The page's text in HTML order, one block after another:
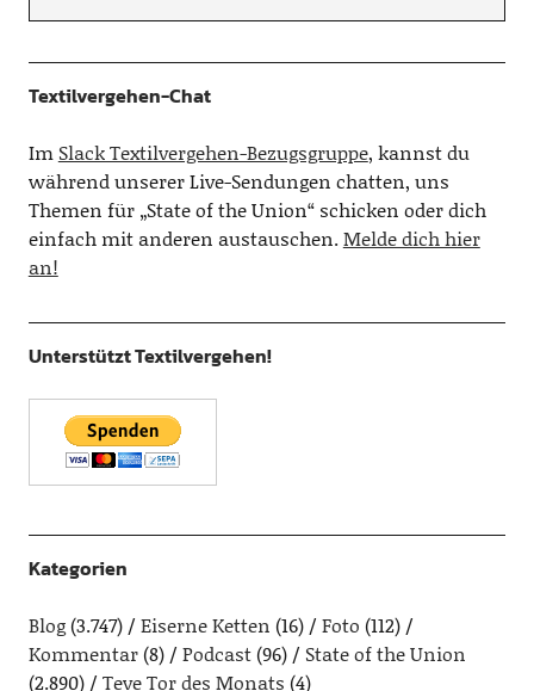
Textilvergehen-Chat
Im Slack Textilvergehen-Bezugsgruppe, kannst du
während unserer Live-Sendungen chatten, uns
Themen für „State of the Union“ schicken oder dich
einfach mit anderen austauschen.Melde dich hier
an!
Unterstützt Textilvergehen!
Kategorien
Blog(3.747) Eiserne Ketten (16) Foto (112)
Kommentar(8) Podcast(96)
State of the Union
(2.890)
Teve Tor des Monats (4)